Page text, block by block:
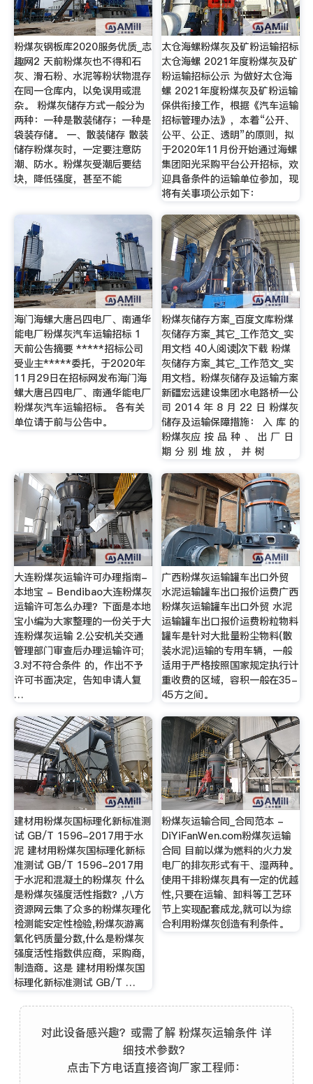
粉煤灰钢板库2020服务优质_志
趣网2 天前粉煤灰也不得和石
灰、滑石粉、水泥等粉状物混存
在同一仓库内，以免误用或混
杂。 粉煤灰储存方式一般分为
两种：一种是散装储存；一种是
袋装存储。 一、散装储存 散装
储存粉煤灰时，一定要注意防
潮、防水。粉煤灰受潮后要结
块，降低强度，甚至不能
太仓海螺粉煤灰及矿粉运输招标
太仓海螺 2021年度粉煤灰及矿
粉运输招标公示 为做好太仓海
螺 2021年度粉煤灰及矿粉运输
保供衔接工作，根据《汽车运输
招标管理办法》，本着“公开、
公平、公正、透明”的原则，拟
于2020年11月份开始通过海螺
集团阳光采购平台公开招标，欢
迎具备条件的运输单位参加，现
将有关事项公示如下：
海门海螺大唐吕四电厂、南通华
能电厂粉煤灰汽车运输招标 1
天前公告摘要 *****招标公司
受业主*****委托，于2020年
11月29日在招标网发布海门海
螺大唐吕四电厂、南通华能电厂
粉煤灰汽车运输招标。 各有关
单位请于前与公告中。
粉煤灰储存方案_百度文库粉煤
灰储存方案_其它_工作范文_实
用文档 40人阅读|次下载 粉煤
灰储存方案_其它_工作范文_实
用文档。粉煤灰储存及运输方案
新疆宏远建设集团水电路桥一公
司 2014 年 8 月 22 日 粉煤灰
储存及运输保障措施： 入 库 的
粉煤灰应 按 品 种 、 出 厂 日
期 分 别 堆 放 ， 并 树
大连粉煤灰运输许可办理指南-
本地宝 - Bendibao大连粉煤灰
运输许可怎么办理？下面是本地
宝小编为大家整理的一份关于大
连粉煤灰运输 2.公安机关交通
管理部门审查后办理运输许可;
3.对不符合条件 的，作出不予
许可书面决定，告知申请人复
…
广西粉煤灰运输罐车出口外贸
水泥运输罐车出口报价运费广西
粉煤灰运输罐车出口外贸 水泥
运输罐车出口报价运费粉粒物料
罐车是针对大批量粉尘物料(散
装水泥)运输的专用车辆，一般
适用于严格按照国家规定执行计
重收费的区域，容积一般在35-
45方之间。
建材用粉煤灰国标理化新标准测
试 GB/T 1596-2017用于水
泥 建材用粉煤灰国标理化新标
准测试 GB/T 1596-2017用
于水泥和混凝土的粉煤灰 什么
是粉煤灰强度活性指数？,八方
资源网云集了众多的粉煤灰理化
检测能安定性检验,粉煤灰游离
氧化钙质量分数,什么是粉煤灰
强度活性指数供应商，采购商，
制造商。这是 建材用粉煤灰国
标理化新标准测试 GB/T …
粉煤灰运输合同_合同范本 -
DiYiFanWen.com粉煤灰运输
合同 目前以煤为燃料的火力发
电厂的排灰形式有干、湿两种。
使用干排粉煤灰具有一定的优越
性,只要在运输、卸料等工艺环
节上实现配套成龙,就可以为综
合利用粉煤灰创造有利条件。
对此设备感兴趣？或需了解 粉煤灰运输条件 详
细技术参数？
点击下方电话直接咨询厂家工程师：